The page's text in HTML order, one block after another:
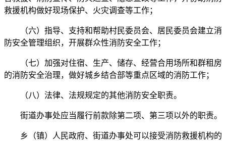
救援机构做好现场保护、火灾调查等工作；
（六）指导、支持和帮助村民委员会、居民委员会建立消
防安全管理组织，开展群众性消防安全工作；
（七）加强对住宿、生产、储存、经营合用场所和群租房
的消防安全治理，做好城乡结合部等重点区域的消防工作；
（八）法律、法规规定的其他消防安全职责。
街道办事处应当履行前款除第二项、第三项以外的职责。
乡（镇）人民政府、街道办事处可以接受消防救援机构的